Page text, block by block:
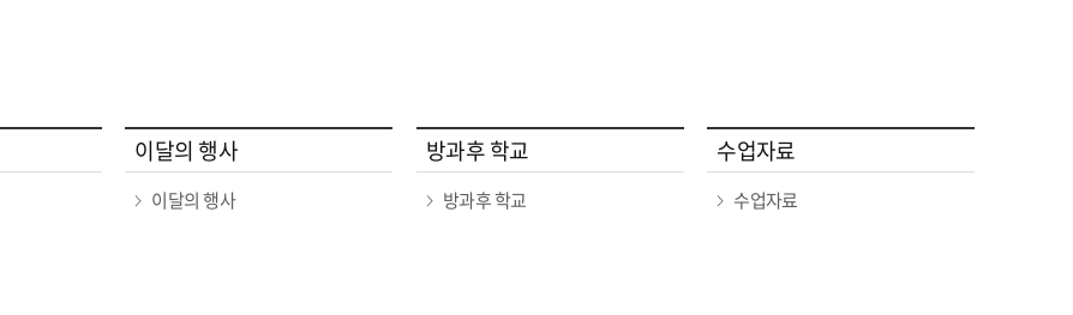
이달의 행사
이달의 행사
방과후 학교
방과후 학교
수업자료
수업자료